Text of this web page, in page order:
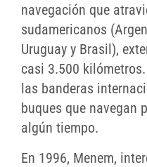
navegación que
sudamericanos
Uruguay y Brasil),
casi 3.500
las banderas
buques que navegan
algún tiempo.
En 1996, Menem,